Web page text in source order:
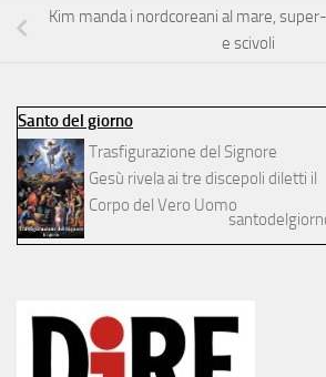
Kim manda i nordcoreani al mare,
e scivoli
Santo del giorno
Trasfigurazione del Signore
Gesù rivela ai tre discepoli diletti il
Corpo del Vero Uomo